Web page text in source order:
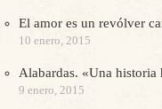
El amor es un revólver
10 enero, 2015
Alabardas. «Una historia
9 enero, 2015